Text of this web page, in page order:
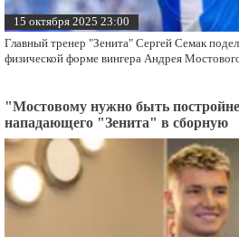
15 октября 2025 23:00
Главный тренер "Зенита" Сергей Семак
физической форме вингера Андрея
"Мостовому нужно быть
нападающего "Зенита" в сборную